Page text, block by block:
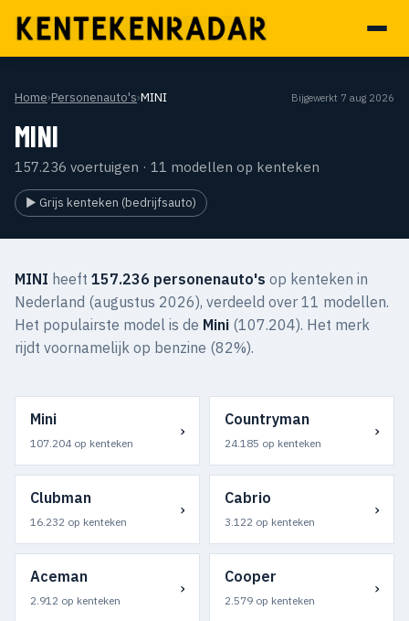
Home›Personenauto's›MINI Bijgewerkt 7 aug 2026
MINI
157.236 voertuigen · 11 modellen op kenteken
▶ Grijs kenteken (bedrijfsauto)
MINI heeft 157.236 personenauto's op kenteken in
Nederland (augustus 2026), verdeeld over 11 modellen.
Het populairste model is de Mini (107.204). Het merk
rijdt voornamelijk op benzine (82%).
Mini
107.204 op kenteken
›
Countryman
24.185 op kenteken
›
Clubman
16.232 op kenteken
›
Cabrio
3.122 op kenteken
›
Aceman
2.912 op kenteken
›
Cooper
2.579 op kenteken
›